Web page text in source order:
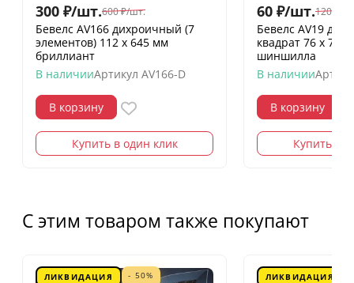
300 ₽/шт.600 ₽/шт.
Бевелс AV166 дихроичный (7
элементов) 112 х 645 мм
бриллиант
В наличииАртикул AV166-D
В корзину
Купить в один клик
60 ₽/шт.120
Бевелс AV19
квадрат 76 х 76
шиншилла
В наличии
В корзину
Купить в
С этим товаром также покупают
ЛИКВИДАЦИЯ - 50% ЛИКВИДАЦИЯ